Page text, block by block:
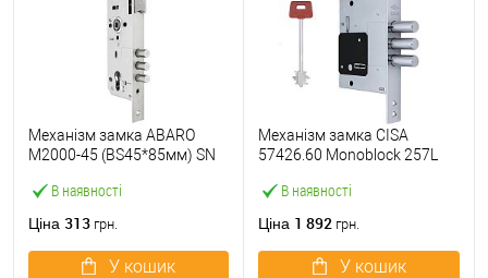
В наявності
Механізм замка ABARO
M2000-45 (BS45*85мм) SN
Ціна 313 грн.
У кошик
В наявності
Механізм замка CISA
57426.60 Monoblock 257L
Ціна 1 892 грн.
У кошик